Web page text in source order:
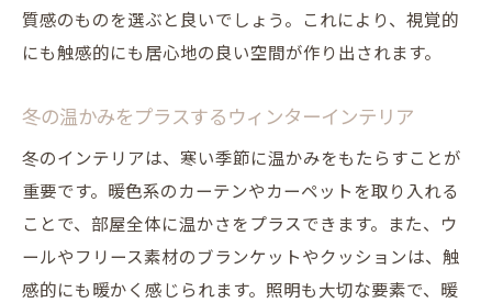
び方
春の花柄クッションカバーで明るい空間に
秋の落ち着いた色合いのクッションカバー
冬に温かみを加えるファー素材のラグ
年間を通して使える多機能クッションカバ
ーの提案
質感のものを選ぶと良いでしょう。これにより、視覚的
にも触感的にも居心地の良い空間が作り出されます。
冬の温かみをプラスするウィンターインテリア
冬のインテリアは、寒い季節に温かみをもたらすことが
重要です。暖色系のカーテンやカーペットを取り入れる
ことで、部屋全体に温かさをプラスできます。また、ウ
ールやフリース素材のブランケットやクッションは、触
感的にも暖かく感じられます。照明も大切な要素で、暖